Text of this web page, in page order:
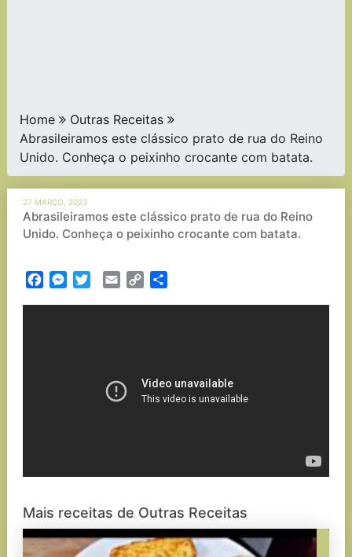
Home
Outras Receitas
Abrasileiramos este clássico prato de rua do Reino
Unido. Conheça o peixinho crocante com batata.
27 MARÇO, 2023
Abrasileiramos este clássico prato de rua do Reino
Unido. Conheça o peixinho crocante com batata.
FacebookMessenger
TwitterEmail Copy
Mais receitas de Outras Receitas